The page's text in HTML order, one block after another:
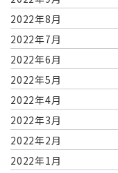
2022年8月
2022年7月
2022年6月
2022年5月
2022年4月
2022年3月
2022年2月
2022年1月